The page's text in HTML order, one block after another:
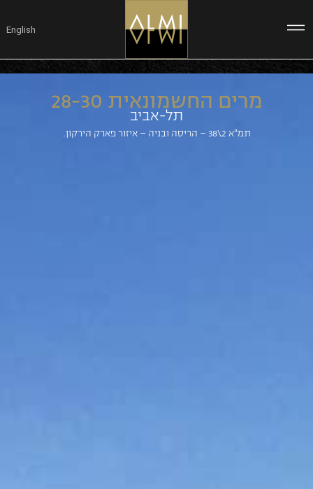
לתוכן
English
מרים החשמונאית 28-30
תל-אביב
תמ"א 2\38 – הריסה ובניה – איזור פארק הירקון.